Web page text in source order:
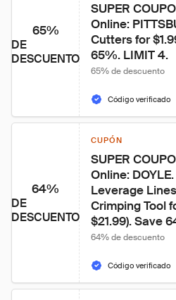
65%
DE
DESCUENTO
SUPER
Online:
Cutters for
65%. LIMIT 4.
65% de descuento
Código verificado
64%
DE
DESCUENTO
CUPÓN
SUPER
Online:
Leverage
Crimping Tool
$21.99). Save
64% de descuento
Código verificado